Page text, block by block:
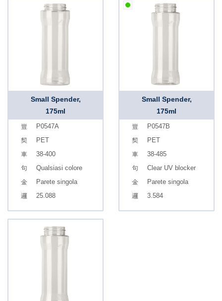
Small Spender,
175ml
P0547A
PET
38-400
Qualsiasi colore
Parete singola
25.088
Small Spender,
175ml
P0547B
PET
38-485
Clear UV blocker
Parete singola
3.584